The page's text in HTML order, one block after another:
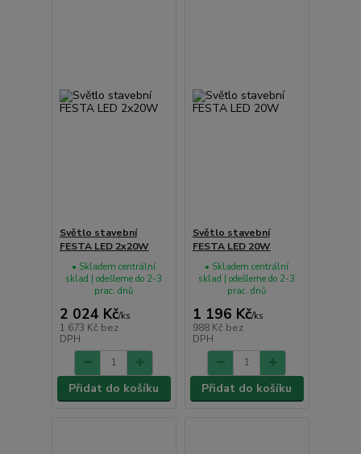
Světlo stavební
FESTA LED 2x20W
2 024 Kč/ks
1 673 Kč bez
DPH
• Skladem centrální
sklad | odešleme do 2-3
prac. dnů
Přidat do košíku
Světlo stavební
FESTA LED 20W
1 196 Kč/ks
988 Kč bez
DPH
• Skladem centrální
sklad | odešleme do 2-3
prac. dnů
Přidat do košíku